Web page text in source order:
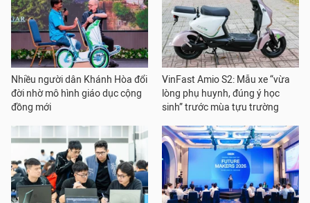
Nhiều người dân Khánh Hòa đổi
đời nhờ mô hình giáo dục cộng
đồng mới
VinFast Amio S2: Mẫu xe “vừa
lòng phụ huynh, đúng ý học
sinh” trước mùa tựu trường